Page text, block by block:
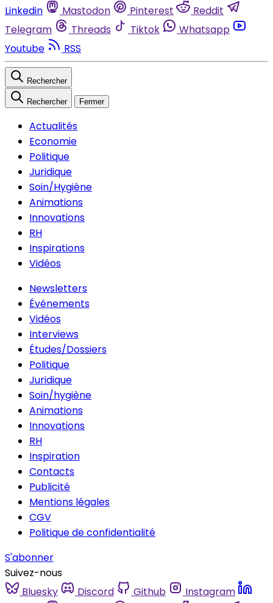
Linkedin
Mastodon Pinterest
Reddit
Telegram
Threads Tiktok
Whatsapp
Youtube
RSS
Rechercher
Rechercher Fermer
Actualités
Economie
Politique
Juridique
Soin/Hygiène
Animations
Innovations
RH
Inspirations
Vidéos
Newsletters
Événements
Vidéos
Interviews
Études/Dossiers
Politique
Juridique
Soin/hygiène
Animations
Innovations
RH
Inspiration
Contacts
Publicité
Mentions légales
CGV
Politique de confidentialité
S'abonner
Suivez-nous
Bluesky
Discord Github
Instagram